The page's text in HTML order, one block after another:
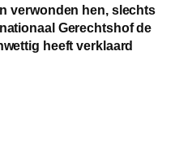
verwonden hen, slechts
Gerechtshof de
heeft verklaard